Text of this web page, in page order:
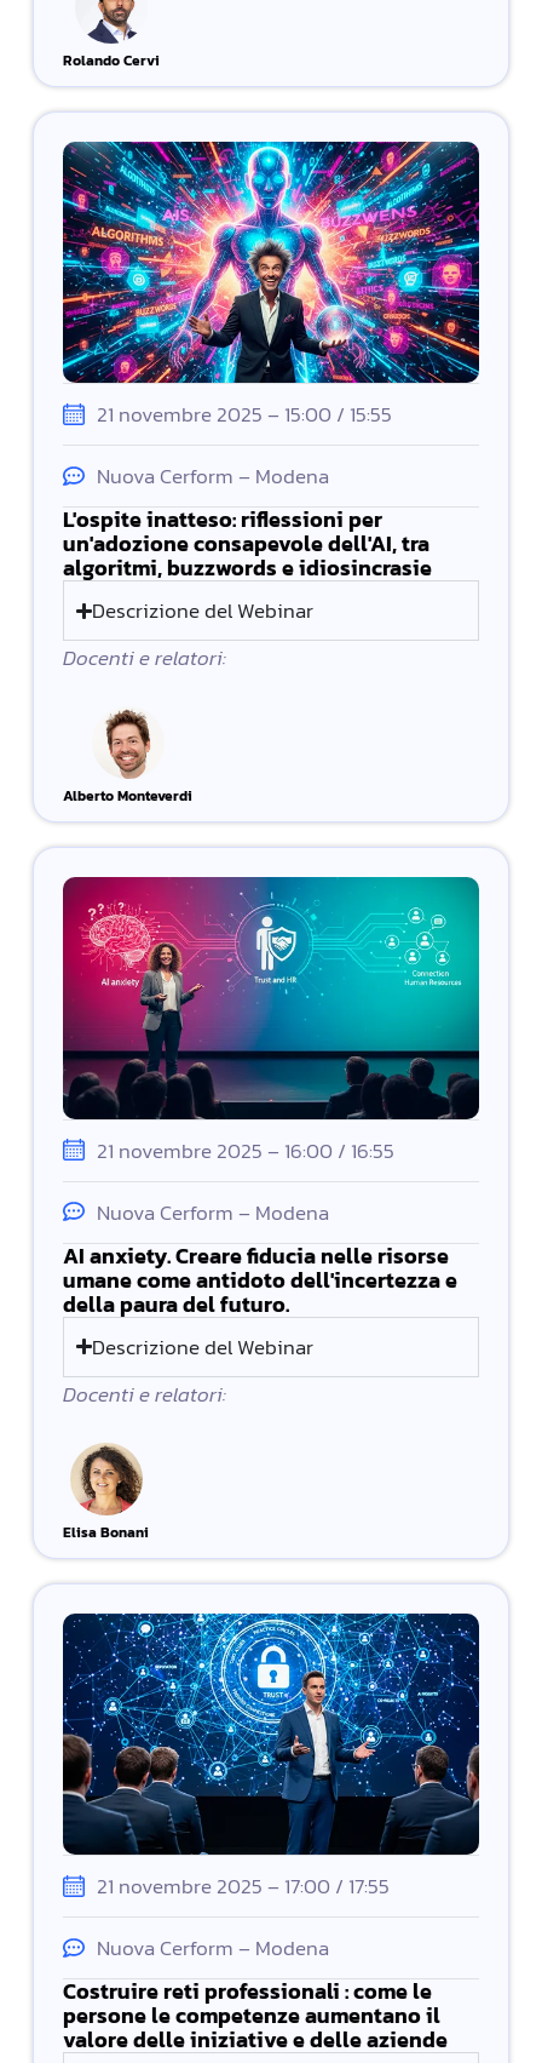
Rolando Cervi
21 novembre 2025 – 15:00 / 15:55
Nuova Cerform – Modena
L'ospite inatteso: riflessioni per
un'adozione consapevole dell'AI, tra
algoritmi, buzzwords e idiosincrasie
Descrizione del Webinar
Docenti e relatori:
Alberto Monteverdi
21 novembre 2025 – 16:00 / 16:55
Nuova Cerform – Modena
AI anxiety. Creare fiducia nelle risorse
umane come antidoto dell'incertezza e
della paura del futuro.
Descrizione del Webinar
Docenti e relatori:
Elisa Bonani
21 novembre 2025 – 17:00 / 17:55
Nuova Cerform – Modena
Costruire reti professionali : come le
persone le competenze aumentano il
valore delle iniziative e delle aziende